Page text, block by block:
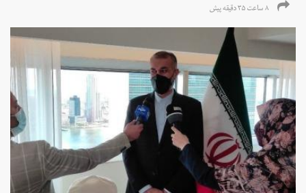
۸ ساعت ۳۵ دقیقه پیش